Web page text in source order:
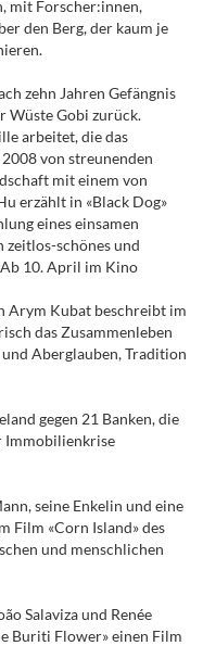
mit Forscher:innen,
den Berg, der kaum je
zehn Jahren Gefängnis
Wüste Gobi zurück.
arbeitet, die das
von streunenden
mit einem von
erzählt in «Black Dog»
eines einsamen
zeitlos-schönes und
10. April im Kino
Arym Kubat beschreibt im
das Zusammenleben
Aberglauben, Tradition
gegen 21 Banken, die
Immobilienkrise
seine Enkelin und eine
Film «Corn Island» des
und menschlichen
Salaviza und Renée
Buriti Flower» einen Film